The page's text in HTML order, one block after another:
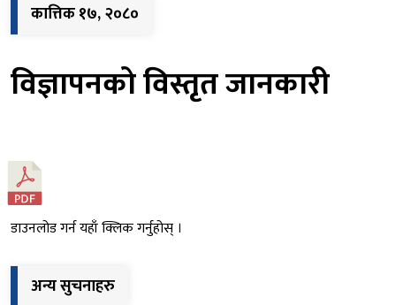
कात्तिक १७, २०८०
विज्ञापनको विस्तृत जानकारी
डाउनलोड गर्न यहाँ क्लिक गर्नुहोस् ।
अन्य सुचनाहरु